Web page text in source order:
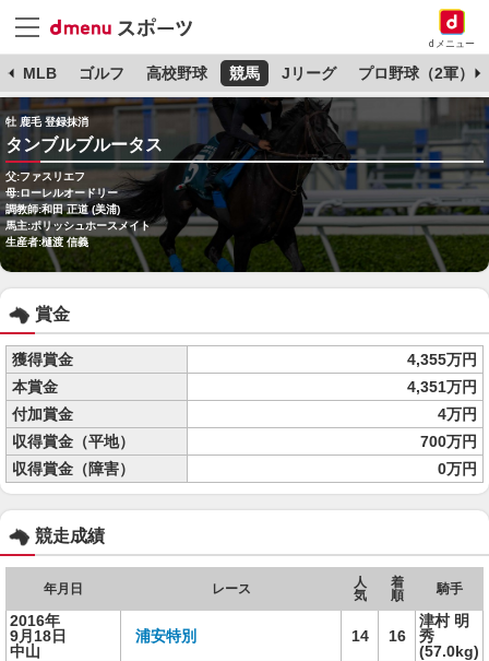
dメニュー
MLB ゴルフ 高校野球 競馬 Jリーグ プロ野球（2軍）
牡 鹿毛 登録抹消
タンブルブルータス
父:ファスリエフ
母:ローレルオードリー
調教師:和田 正道 (美浦)
馬主:ポリッシュホースメイト
生産者:樋渡 信義
賞金
獲得賞金
4,355万円
本賞金
4,351万円
付加賞金
4万円
収得賞金（平地）
700万円
収得賞金（障害）
0万円
競走成績
年月日 レース
人
気
着
順
騎手
2016年
9月18日
中山
浦安特別 14 16
津村 明
秀
(57.0kg)